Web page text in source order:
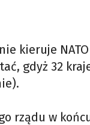
kieruje
gdyż 32
rządu w